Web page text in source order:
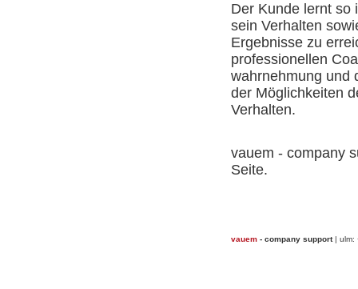
Der Kunde lernt so
sein Verhalten
Ergebnisse zu
professionellen
wahrnehmung und
der Möglichkeiten
Verhalten.
vauem - company
Seite.
vauem - company support| ulm: